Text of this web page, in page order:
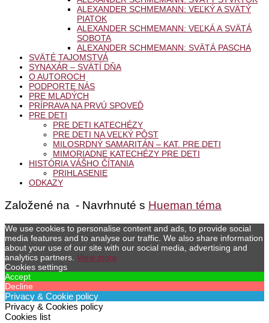
ALEXANDER SCHMEMANN: VEĽKÝ A SVÄTÝ
PIATOK
ALEXANDER SCHMEMANN: VEĽKÁ A SVÄTÁ
SOBOTA
ALEXANDER SCHMEMANN: SVÄTÁ PASCHA
SVÄTÉ TAJOMSTVÁ
SYNAXÁR – SVÄTÍ DŇA
O AUTOROCH
PODPORTE NÁS
PRE MLADÝCH
PRÍPRAVA NA PRVÚ SPOVEĎ
PRE DETI
PRE DETI KATECHÉZY
PRE DETI NA VEĽKÝ PÔST
MILOSRDNÝ SAMARITÁN – KAT. PRE DETI
MIMORIADNE KATECHÉZY PRE DETI
HISTÓRIA VÁŠHO ČÍTANIA
PRIHLASENIE
ODKAZY
Založené na - Navrhnuté s Hueman téma
We use cookies to personalise content and ads, to provide social
media features and to analyse our traffic. We also share information
about your use of our site with our social media, advertising and
analytics partners. View more
Cookies settings
Accept
Decline
Privacy & Cookie policy
Privacy & Cookies policy
Cookies list